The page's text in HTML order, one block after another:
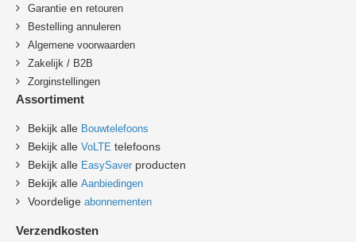
Garantie en retouren
Bestelling annuleren
Algemene voorwaarden
Zakelijk / B2B
Zorginstellingen
Assortiment
Bekijk alle Bouwtelefoons
Bekijk alle VoLTE telefoons
Bekijk alle EasySaver producten
Bekijk alle Aanbiedingen
Voordelige abonnementen
Verzendkosten